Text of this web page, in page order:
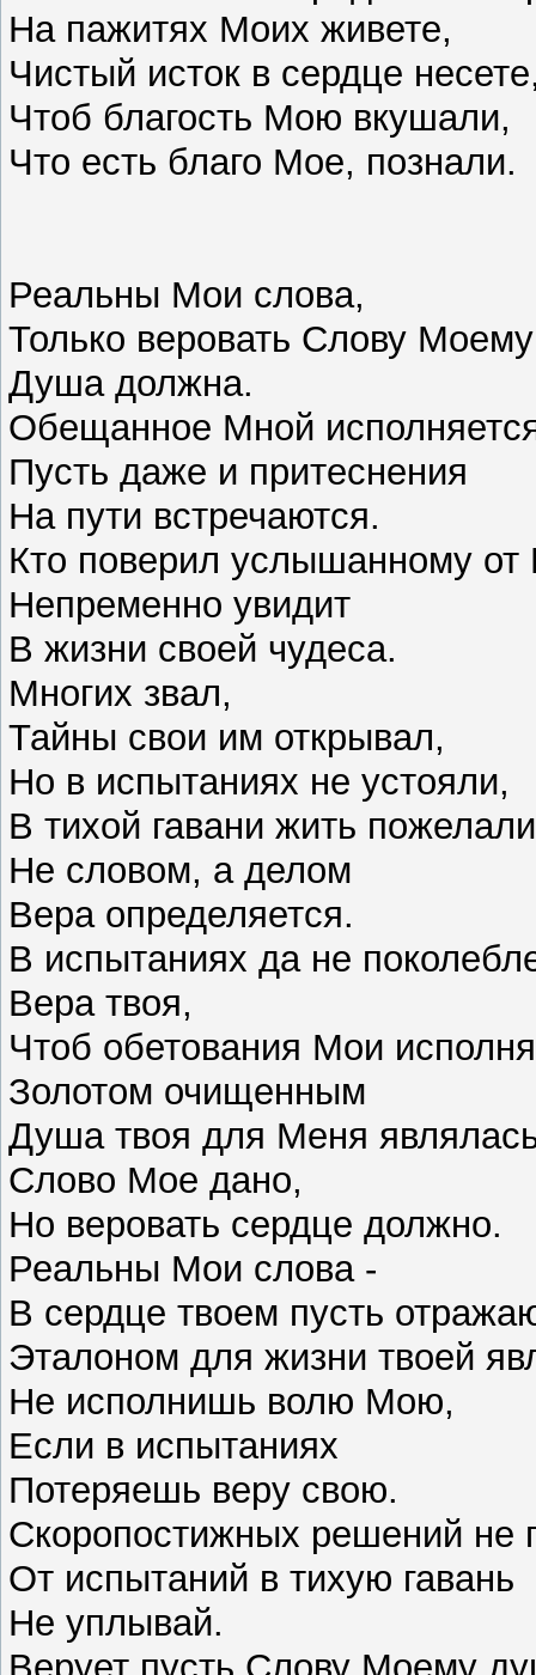
На пажитях Моих живете,
Чистый исток в сердце
Чтоб благость Мою вкушали,
Что есть благо Мое, познали.
Реальны Мои слова,
Только веровать Слову Моему
Душа должна.
Обещанное Мной
Пусть даже и притеснения
На пути встречаются.
Кто поверил услышанному
Непременно увидит
В жизни своей чудеса.
Многих звал,
Тайны свои им открывал,
Но в испытаниях не устояли,
В тихой гавани жить
Не словом, а делом
Вера определяется.
В испытаниях да не
Вера твоя,
Чтоб обетования Мои
Золотом очищенным
Душа твоя для Меня
Слово Мое дано,
Но веровать сердце должно.
Реальны Мои слова -
В сердце твоем пусть
Эталоном для жизни твоей
Не исполнишь волю Мою,
Если в испытаниях
Потеряешь веру свою.
Скоропостижных решений не
От испытаний в тихую гавань
Не уплывай.
Верует пусть Слову Моему